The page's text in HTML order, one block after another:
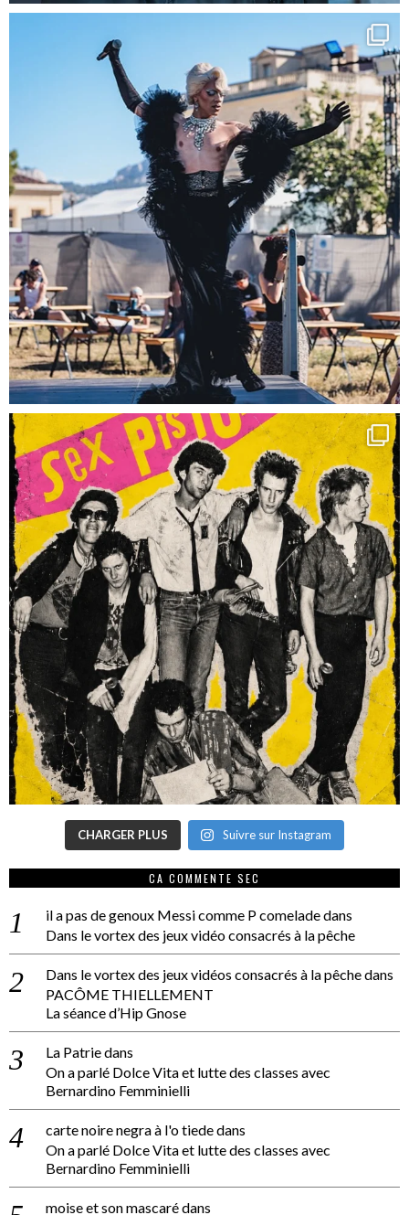
CHARGER PLUS Suivre sur Instagram
CA COMMENTE SEC
il a pas de genoux Messi comme P comeladedans
Dans le vortex des jeux vidéo consacrés à la pêche
Dans le vortex des jeux vidéos consacrés à la pêchedans
PACÔME THIELLEMENT
La séance d’Hip Gnose
La Patriedans
On a parlé Dolce Vita et lutte des classes avec
Bernardino Femminielli
carte noire negra à l'o tiededans
On a parlé Dolce Vita et lutte des classes avec
Bernardino Femminielli
moise et son mascarédans